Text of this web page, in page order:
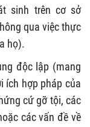
sinh trên cơ sở
qua việc thực
họ).
độc lập (mang
ích hợp pháp của
cứ gỡ tội, các
các vấn đề về